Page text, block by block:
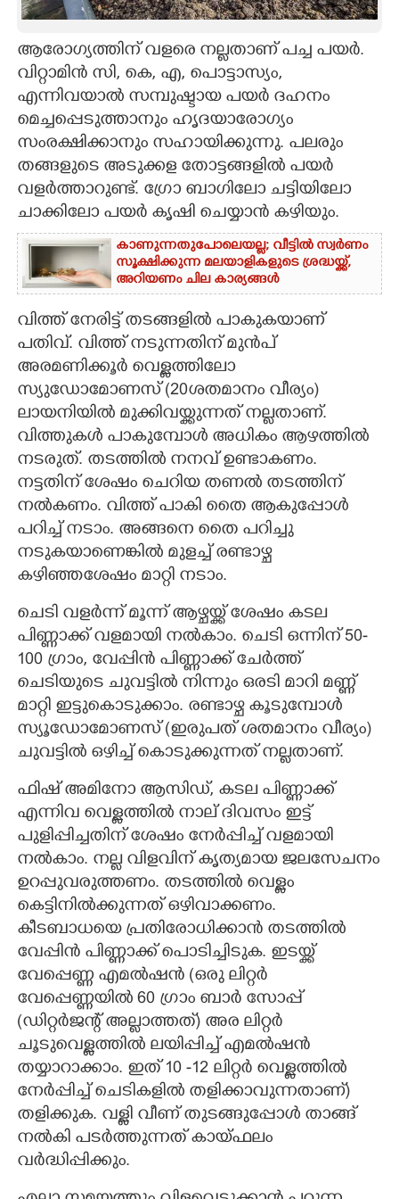
LITERATURE
CONTACT US
ആരോഗ്യത്തിന് വളരെ നല്ലതാണ് പച്ച പയർ.
വിറ്റാമിൻ സി,​ കെ,​ എ,​ പൊട്ടാസ്യം,
എന്നിവയാൽ സമ്പുഷ്ടായ പയർ ദഹനം
മെച്ചപ്പെടുത്താനും ഹൃദയാരോഗ്യം
സംരക്ഷിക്കാനും സഹായിക്കുന്നു. പലരും
തങ്ങളുടെ അടുക്കള തോട്ടങ്ങളിൽ പയർ
വളർത്താറുണ്ട്. ഗ്രോ ബാഗിലോ ചട്ടിയിലോ
ചാക്കിലോ പയർ കൃഷി ചെയ്യാൻ കഴിയും.
കാണുന്നതുപോലെയല്ല; വീട്ടിൽ സ്വർണം
സൂക്ഷിക്കുന്ന മലയാളികളുടെ ശ്രദ്ധയ്ക്ക്,
അറിയണം ചില കാര്യങ്ങൾ
വിത്ത് നേരിട്ട് തടങ്ങളിൽ പാകുകയാണ്
പതിവ്. വിത്ത് നടുന്നതിന് മുൻപ്
അരമണിക്കൂർ വെള്ളത്തിലോ
സ്യുഡോമോണസ് (20ശതമാനം വീര്യം)​
ലായനിയിൽ മുക്കിവയ്ക്കുന്നത് നല്ലതാണ്.
വിത്തുകൾ പാകുമ്പോൾ അധികം ആഴത്തിൽ
നടരുത്. തടത്തിൽ നനവ് ഉണ്ടാകണം.
നട്ടതിന് ശേഷം ചെറിയ തണൽ തടത്തിന്
നൽകണം. വിത്ത് പാകി തെെ ആകുപ്പോൾ
പറിച്ച് നടാം. അങ്ങനെ തെെ പറിച്ചു
നടുകയാണെങ്കിൽ മുളച്ച് രണ്ടാഴ്ച
കഴിഞ്ഞശേഷം മാറ്റി നടാം.
ചെടി വളർന്ന് മൂന്ന് ആഴ്ചയ്ക്ക് ശേഷം കടല
പിണ്ണാക്ക് വളമായി നൽകാം. ചെടി ഒന്നിന് 50-
100 ഗ്രാം, വേപ്പിൻ പിണ്ണാക്ക് ചേർത്ത്
ചെടിയുടെ ചുവട്ടിൽ നിന്നും ഒരടി മാറി മണ്ണ്
മാറ്റി ഇട്ടുകൊടുക്കാം. രണ്ടാഴ്ച കൂടുമ്പോൾ
സ്യൂഡോമോണസ് (ഇരുപത് ശതമാനം വീര്യം)
ചുവട്ടിൽ ഒഴിച്ച് കൊടുക്കുന്നത് നല്ലതാണ്.
ഫിഷ് അമിനോ ആസിഡ്, കടല പിണ്ണാക്ക്
എന്നിവ വെള്ളത്തിൽ നാല് ദിവസം ഇട്ട്
പുളിപ്പിച്ചതിന് ശേഷം നേർപ്പിച്ച് വളമായി
നൽകാം. നല്ല വിളവിന് കൃത്യമായ ജലസേചനം
ഉറപ്പുവരുത്തണം. തടത്തിൽ വെള്ളം
കെട്ടിനിൽക്കുന്നത് ഒഴിവാക്കണം.
കീടബാധയെ പ്രതിരോധിക്കാൻ തടത്തിൽ
വേപ്പിൻ പിണ്ണാക്ക് പൊടിച്ചിടുക. ഇടയ്ക്ക്
വേപ്പെണ്ണ എമൽഷൻ (ഒരു ലിറ്റർ
വേപ്പെണ്ണയിൽ 60 ഗ്രാം ബാർ സോപ്പ്
(ഡിറ്റർജന്റ് അല്ലാത്തത്) അര ലിറ്റർ
ചൂടുവെള്ളത്തിൽ ലയിപ്പിച്ച് എമൽഷൻ
തയ്യാറാക്കാം. ഇത് 10 -12 ലിറ്റർ വെള്ളത്തിൽ
നേർപ്പിച്ച് ചെടികളിൽ തളിക്കാവുന്നതാണ്)
തളിക്കുക. വള്ളി വീണ് തുടങ്ങുപ്പോൾ താങ്ങ്
നൽകി പടർത്തുന്നത് കായ്ഫലം
വർദ്ധിപ്പിക്കും.